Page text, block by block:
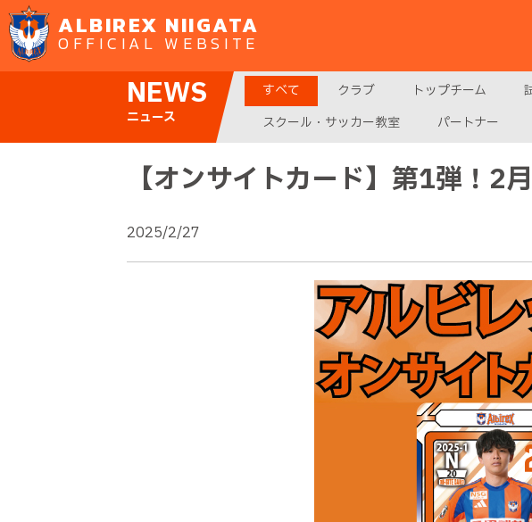
ALBIREX NIIGATA
OFFICIAL WEBSITE
NEWS
ニュース
すべて クラブ トップチーム
スクール・サッカー教室
パートナー
【オンサイトカード】第1弾！2
2025/2/27